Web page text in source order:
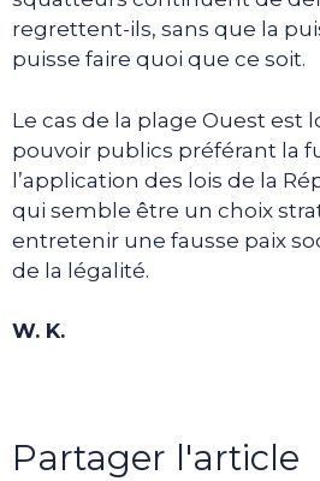
regrettent-ils, sans que la
puisse faire quoi que ce soit.
Le cas de la plage Ouest est
pouvoir publics préférant la
l’application des lois de la
qui semble être un choix
entretenir une fausse paix
de la légalité.
W. K.
Partager l'article